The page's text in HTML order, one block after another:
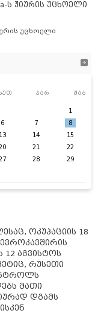
ს ჟიურის უცხოელი
უცხოელი
პარ შაბ
1
6 7
8
13 14
15
21
22
28
29
ოკუპაციის 18
აგვისტოს
რუსეთი
მათი
დგამს